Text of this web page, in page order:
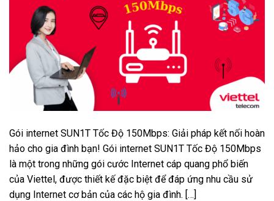
Gói internet SUN1T Tốc Độ 150Mbps: Giải pháp kết nối hoàn
hảo cho gia đình bạn! Gói internet SUN1T Tốc Độ 150Mbps
là một trong những gói cước Internet cáp quang phổ biến
của Viettel, được thiết kế đặc biệt để đáp ứng nhu cầu sử
dụng Internet cơ bản của các hộ gia đình. […]